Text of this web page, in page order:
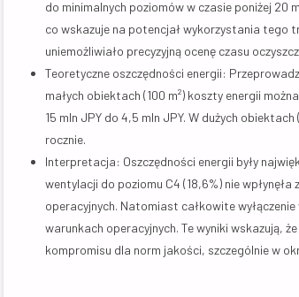
do minimalnych poziomów w czasie poniżej 20
co wskazuje na potencjał wykorzystania tego
uniemożliwiało precyzyjną ocenę czasu
Teoretyczne oszczędności energii:
małych obiektach (100 m²) koszty energii
15 mln JPY do 4,5 mln JPY. W dużych
rocznie.
Interpretacja: Oszczędności energii były
wentylacji do poziomu C4 (18,6%) nie
operacyjnych. Natomiast całkowite
warunkach operacyjnych. Te wyniki wskazują,
kompromisu dla norm jakości, szczególnie w